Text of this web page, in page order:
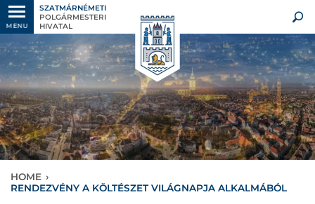
MENU
SZATMÁRNÉMETI
POLGÁRMESTERI
HIVATAL
HOME ›
RENDEZVÉNY A KÖLTÉSZET VILÁGNAPJA ALKALMÁBÓL